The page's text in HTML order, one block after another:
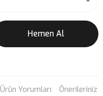
Hemen Al
Ürün Yorumları Önerileriniz